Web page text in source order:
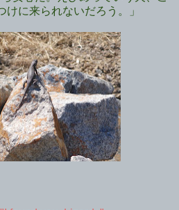
けに来られないだろう。」